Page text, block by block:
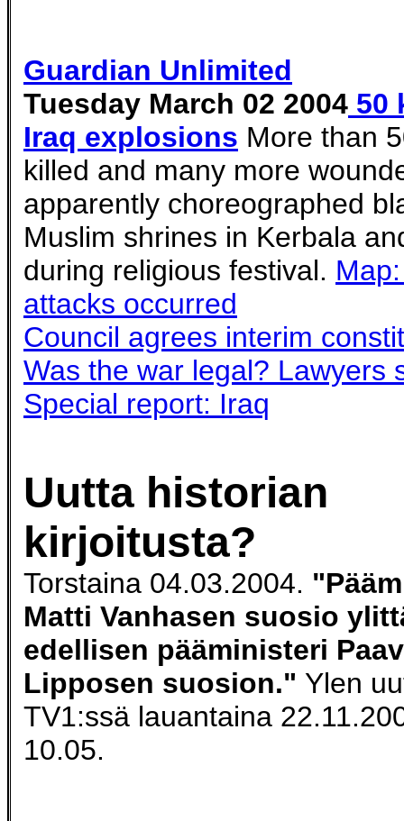
Guardian Unlimited
Tuesday March 02 2004 50
Iraq explosions More than
killed and many more
apparently choreographed
Muslim shrines in Kerbala
during religious festival.
attacks occurred
Council agrees interim
Was the war legal? Lawyers
Special report: Iraq
Uutta historian
kirjoitusta?
Torstaina 04.03.2004.
Matti Vanhasen suosio
edellisen pääministeri
Lipposen suosion." Ylen
TV1:ssä lauantaina
10.05.